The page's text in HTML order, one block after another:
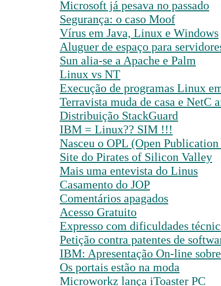
Microsoft já pesava no passado
Segurança: o caso Moof
Vírus em Java, Linux e Windows
Aluguer de espaço para
Sun alia-se a Apache e Palm
Linux vs NT
Execução de programas Linux
Terravista muda de casa e NetC
Distribuição StackGuard
IBM = Linux?? SIM !!!
Nasceu o OPL (Open
Site do Pirates of Silicon Valley
Mais uma entevista do Linus
Casamento do JOP
Comentários apagados
Acesso Gratuito
Expresso com dificuldades
Petição contra patentes de
IBM: Apresentação On-line
Os portais estão na moda
Microworkz lança iToaster PC